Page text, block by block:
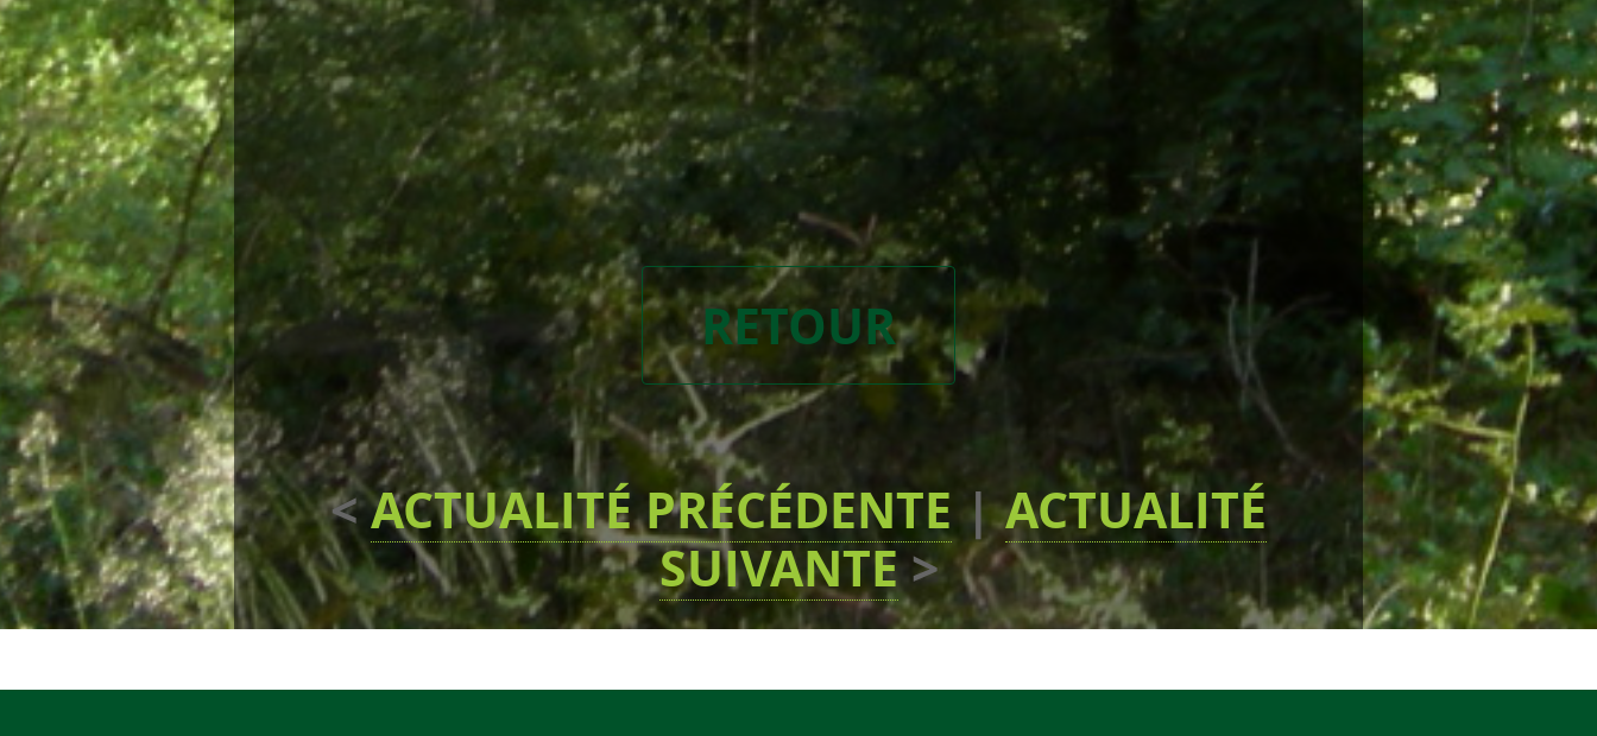
RETOUR
<ACTUALITÉ PRÉCÉDENTE |ACTUALITÉ
SUIVANTE>